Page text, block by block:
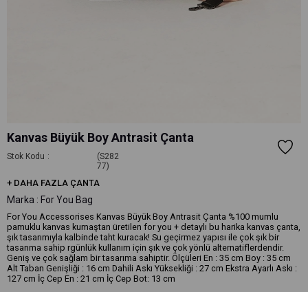
Kanvas Büyük Boy Antrasit Çanta
Stok Kodu
(S282
77)
+ DAHA FAZLA ÇANTA
Marka : For You Bag
For You Accessorises Kanvas Büyük Boy Antrasit Çanta %100 mumlu
pamuklu kanvas kumaştan üretilen for you + detaylı bu harika kanvas çanta,
şık tasarımıyla kalbinde taht kuracak! Su geçirmez yapısı ile çok şık bir
tasarıma sahip rgünlük kullanım için şık ve çok yönlü alternatiflerdendir.
Geniş ve çok sağlam bir tasarıma sahiptir. Ölçüleri En : 35 cm Boy : 35 cm
Alt Taban Genişliği : 16 cm Dahili Askı Yüksekliği : 27 cm Ekstra Ayarlı Askı :
127 cm İç Cep En : 21 cm İç Cep Bot: 13 cm